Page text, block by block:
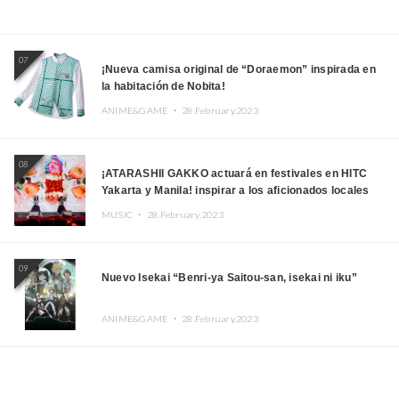
07
¡Nueva camisa original de “Doraemon” inspirada en
la habitación de Nobita!
ANIME&GAME ・ 28.February.2023
08
¡ATARASHII GAKKO actuará en festivales en HITC
Yakarta y Manila! inspirar a los aficionados locales
MUSIC ・ 28.February.2023
09
Nuevo Isekai “Benri-ya Saitou-san, isekai ni iku”
ANIME&GAME ・ 28.February.2023